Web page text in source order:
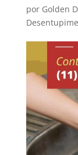
por Golden